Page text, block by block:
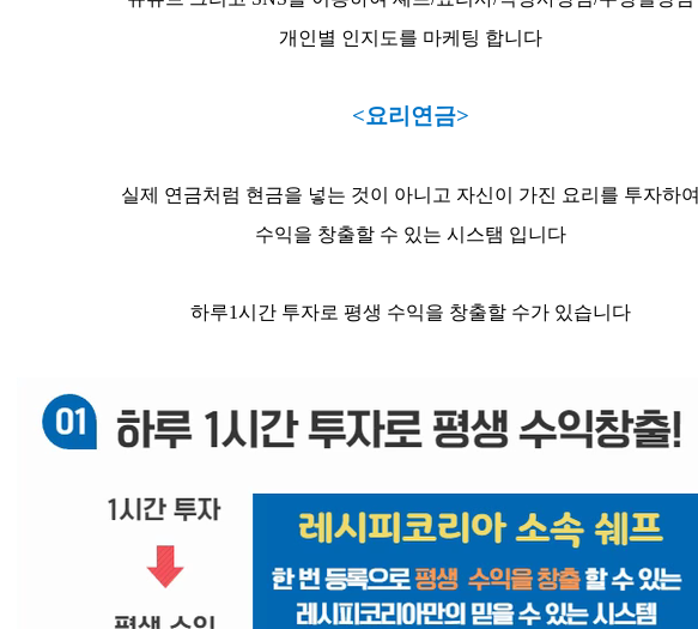
개인별 인지도를 마케팅 합니다
<요리연금>
실제 연금처럼 현금을 넣는 것이 아니고 자신이 가진 요리를 투자하여
수익을 창출할 수 있는 시스탬 입니다
하루1시간 투자로 평생 수익을 창출할 수가 있습니다